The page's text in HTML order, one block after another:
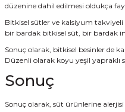
düzenine dahil edilmesi oldukça
Bitkisel sütler ve kalsiyum
bir bardak bitkisel süt, bir bardak
Sonuç olarak, bitkisel besinler de
Düzenli olarak koyu yeşil
Sonuç
Sonuç olarak, süt ürünlerine